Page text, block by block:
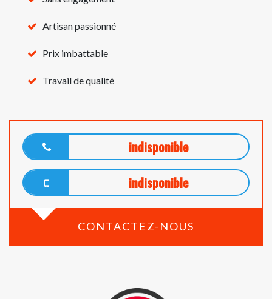
Artisan passionné
Prix imbattable
Travail de qualité
indisponible
indisponible
CONTACTEZ-NOUS